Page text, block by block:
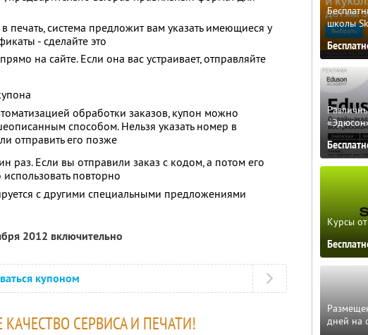
печать, система предложит вам указать имеющиеся у
- сделайте это
на сайте. Если она вас устраивает, отправляйте
обработки заказов, купон можно
способом. Нельзя указать номер в
отправить его позже
раз. Если вы отправили заказ с кодом, а потом его
повторно
с другими специальными предложениями
2012 включительно
купоном
СЕРВИСА И ПЕЧАТИ!
школы
Курсы
дней на